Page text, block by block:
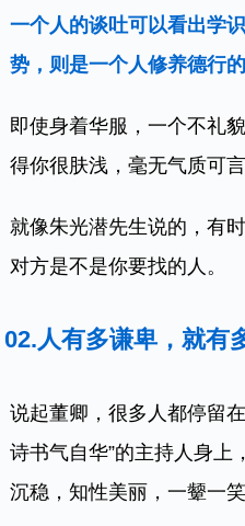
一个人的谈吐可以看出学
势，则是一个人修养德行的
即使身着华服，一个不礼
得你很肤浅，毫无气质可言
就像朱光潜先生说的，有
对方是不是你要找的人。
02.人有多谦卑，就有
说起董卿，很多人都停留
诗书气自华”的主持人身上
沉稳，知性美丽，一颦一